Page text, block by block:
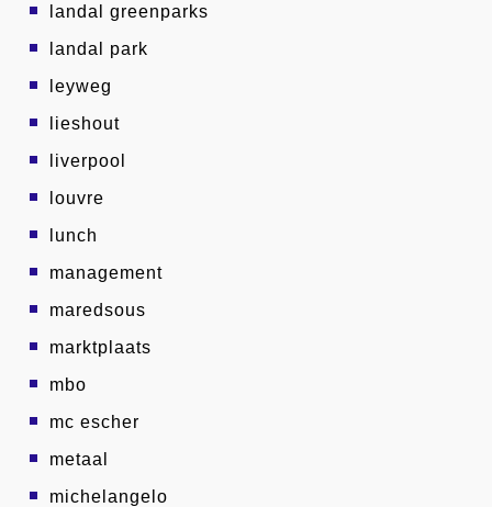
landal greenparks
landal park
leyweg
lieshout
liverpool
louvre
lunch
management
maredsous
marktplaats
mbo
mc escher
metaal
michelangelo